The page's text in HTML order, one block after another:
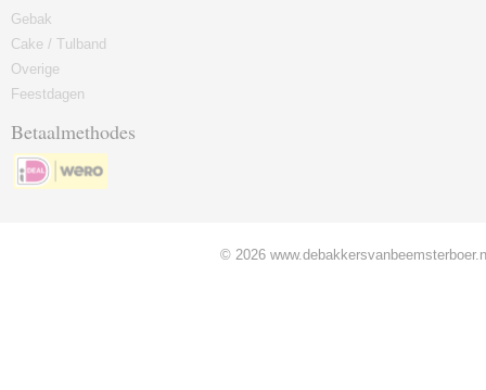
Gebak
Cake / Tulband
Overige
Feestdagen
Betaalmethodes
© 2026